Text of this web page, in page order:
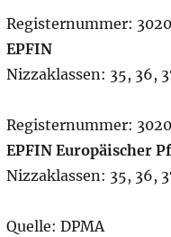
Registernummer:
EPFIN
Nizzaklassen: 35, 36,
Registernummer:
EPFIN Europäischer
Nizzaklassen: 35, 36,
Quelle: DPMA